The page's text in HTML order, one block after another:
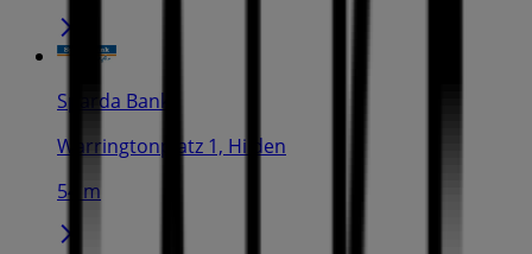
Sparda Bank
Warringtonplatz 1, Hilden
54 m